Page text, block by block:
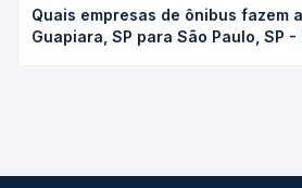
duração exata de cada opção na
São Paulo, SP - Barra Funda custa em
varia conforme a data da viagem, a
Quais empresas de ônibus fazem
Guapiara, SP para São Paulo, SP -